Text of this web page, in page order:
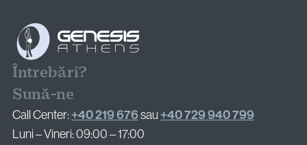
Întrebări?
Sună-ne
Call Center:+40 219 676 sau +40 729 940 799
Luni – Vineri: 09:00 – 17:00